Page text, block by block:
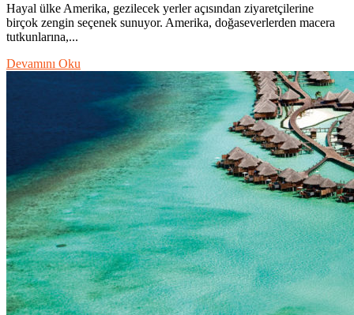
Hayal ülke Amerika, gezilecek yerler açısından ziyaretçilerine
birçok zengin seçenek sunuyor. Amerika, doğaseverlerden macera
tutkunlarına,...
Devamını Oku